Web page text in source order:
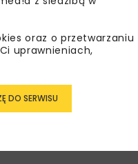
rozwiązań
i łańcucha dostaw.
oraz o przetwarzaniu
uprawnieniach,
DO SERWISU